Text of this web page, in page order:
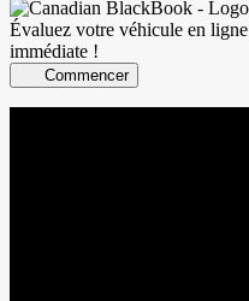
Évaluez votre véhicule en ligne
immédiate !
Commencer